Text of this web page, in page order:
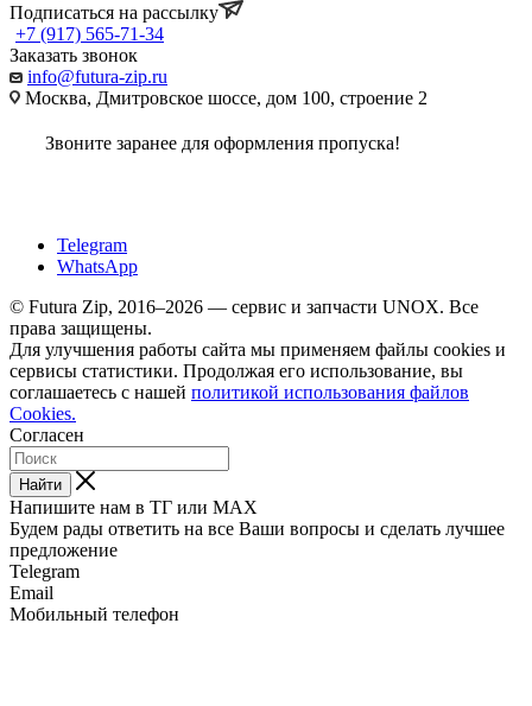
Подписаться на рассылку
+7 (917) 565-71-34
Заказать звонок
info@futura-zip.ru
Москва, Дмитровское шоссе, дом 100, строение 2
Звоните заранее для оформления пропуска!
Telegram
WhatsApp
© Futura Zip, 2016–2026 — сервис и запчасти UNOX. Все
права защищены.
Для улучшения работы сайта мы применяем файлы cookies и
сервисы статистики. Продолжая его использование, вы
соглашаетесь с нашей политикой использования файлов
Cookies.
Согласен
Найти
Напишите нам в ТГ или MAX
Будем рады ответить на все Ваши вопросы и сделать лучшее
предложение
Telegram
Email
Мобильный телефон